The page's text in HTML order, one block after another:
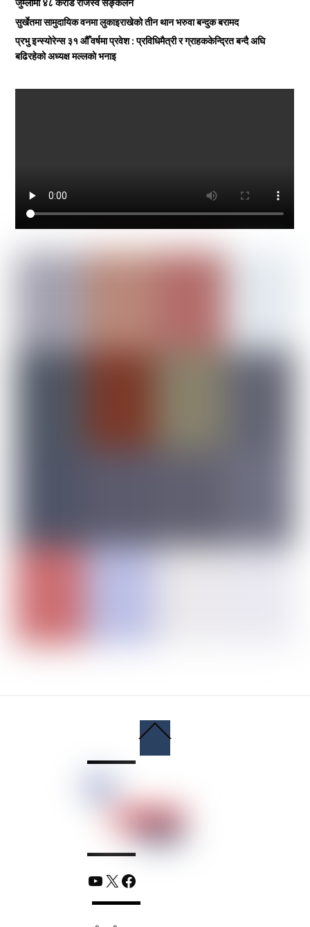
जुम्लामा ४८ करोड राजस्व सङ्कलन
सुर्खेतमा सामुदायिक वनमा लुकाइराखेको तीन थान भरुवा बन्दुक बरामद
प्रभु इन्स्योरेन्स ३१ औँ वर्षमा प्रवेश : प्रविधिमैत्री र ग्राहककेन्द्रित बन्दै अघि
बढिरहेको अध्यक्ष मल्लकाे भनाइ
To
YouTube
X Facebook